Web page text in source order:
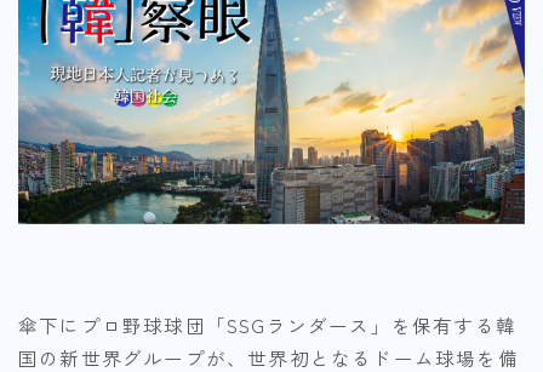
傘下にプロ野球球団「SSGランダース」を保有する韓
国の新世界グループが、世界初となるドーム球場を備